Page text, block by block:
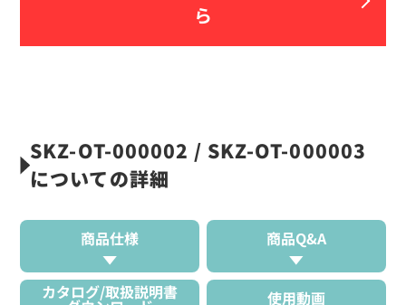
ら
SKZ-OT-000002 / SKZ-OT-000003
についての詳細
商品仕様 商品Q&A
カタログ/取扱説明書 使用動画